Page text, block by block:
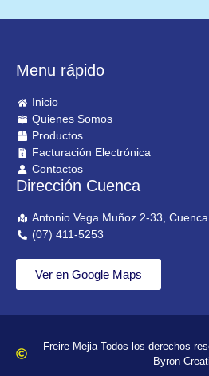
Menu rápido
Inicio
Quienes Somos
Productos
Facturación Electrónica
Contactos
Dirección Cuenca
Antonio Vega Muñoz 2-33, Cuenca
(07) 411-5253
Ver en Google Maps
Freire Mejia Todos los derechos
Byron